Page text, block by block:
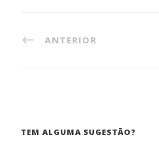
ANTERIOR
TEM ALGUMA SUGESTÃO?